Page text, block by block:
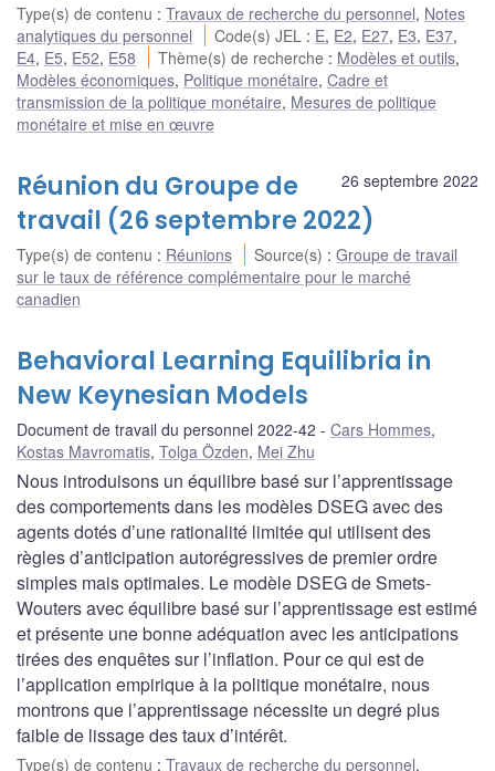
Type(s) de contenu : Travaux de recherche du personnel, Notes
analytiques du personnel
Code(s) JEL : E, E2, E27, E3, E37,
E4, E5, E52, E58 Thème(s) de recherche : Modèles et outils,
Modèles économiques, Politique monétaire, Cadre et
transmission de la politique monétaire, Mesures de politique
monétaire et mise en œuvre
26 septembre 2022
Réunion du Groupe de
travail (26 septembre 2022)
Type(s) de contenu : Réunions Source(s) :Groupe de travail
sur le taux de référence complémentaire pour le marché
canadien
Behavioral Learning Equilibria in
New Keynesian Models
Document de travail du personnel 2022-42 Cars Hommes,
Kostas Mavromatis, Tolga Özden, Mei Zhu
Nous introduisons un équilibre basé sur l’apprentissage
des comportements dans les modèles DSEG avec des
agents dotés d’une rationalité limitée qui utilisent des
règles d’anticipation autorégressives de premier ordre
simples mais optimales. Le modèle DSEG de Smets-
Wouters avec équilibre basé sur l’apprentissage est estimé
et présente une bonne adéquation avec les anticipations
tirées des enquêtes sur l’inflation. Pour ce qui est de
l’application empirique à la politique monétaire, nous
montrons que l’apprentissage nécessite un degré plus
faible de lissage des taux d’intérêt.
Type(s) de contenu : Travaux de recherche du personnel,